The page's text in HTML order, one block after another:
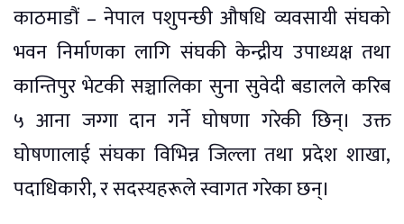
काठमाडौं – नेपाल पशुपन्छी औषधि व्यवसायी संघको
भवन निर्माणका लागि संघकी केन्द्रीय उपाध्यक्ष तथा
कान्तिपुर भेटकी सञ्चालिका सुना सुवेदी बडालले करिब
५ आना जग्गा दान गर्ने घोषणा गरेकी छिन्। उक्त
घोषणालाई संघका विभिन्न जिल्ला तथा प्रदेश शाखा,
पदाधिकारी, र सदस्यहरूले स्वागत गरेका छन्।